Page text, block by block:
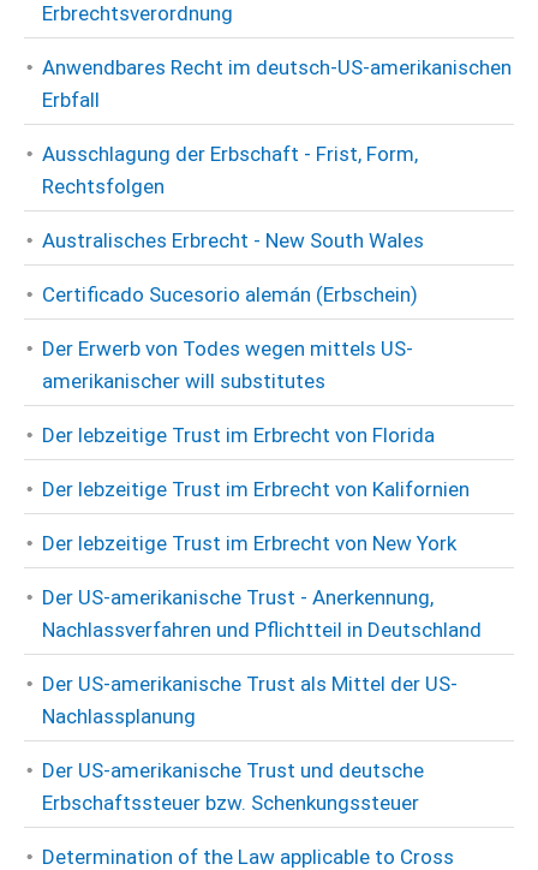
Erbrechtsverordnung
Anwendbares Recht im deutsch-US-amerikanischen
Erbfall
Ausschlagung der Erbschaft - Frist, Form,
Rechtsfolgen
Australisches Erbrecht - New South Wales
Certificado Sucesorio alemán (Erbschein)
Der Erwerb von Todes wegen mittels US-
amerikanischer will substitutes
Der lebzeitige Trust im Erbrecht von Florida
Der lebzeitige Trust im Erbrecht von Kalifornien
Der lebzeitige Trust im Erbrecht von New York
Der US-amerikanische Trust - Anerkennung,
Nachlassverfahren und Pflichtteil in Deutschland
Der US-amerikanische Trust als Mittel der US-
Nachlassplanung
Der US-amerikanische Trust und deutsche
Erbschaftssteuer bzw. Schenkungssteuer
Determination of the Law applicable to Cross